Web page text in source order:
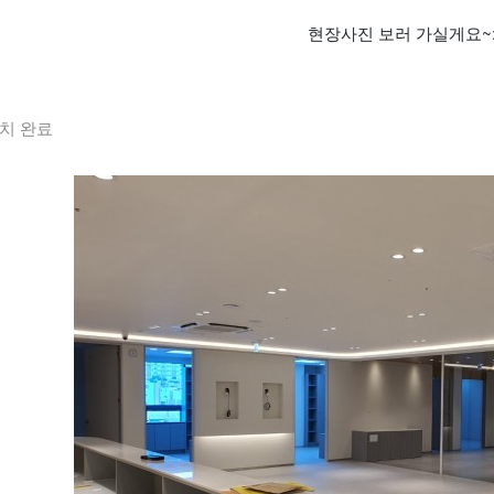
현장사진 보러 가실게요
완료